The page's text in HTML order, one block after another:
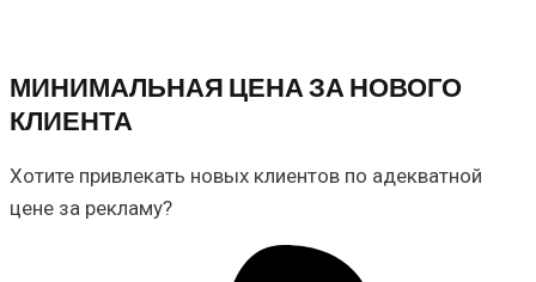
МИНИМАЛЬНАЯ ЦЕНА ЗА НОВОГО
КЛИЕНТА
Хотите привлекать новых клиентов по адекватной
цене за рекламу?